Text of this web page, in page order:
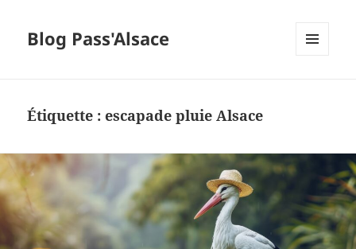
Blog Pass'Alsace
Étiquette :escapade pluie Alsace